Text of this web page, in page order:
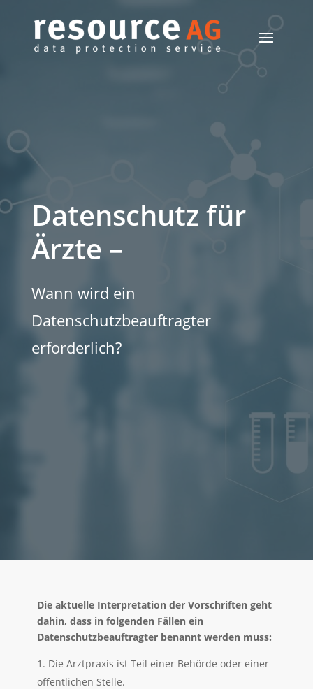
Datenschutz für
Ärzte –
Wann wird ein
Datenschutzbeauftragter
erforderlich?
Die aktuelle Interpretation der Vorschriften geht
dahin, dass in folgenden Fällen ein
Datenschutzbeauftragter benannt werden muss:
Die Arztpraxis ist Teil einer Behörde oder einer
öffentlichen Stelle.